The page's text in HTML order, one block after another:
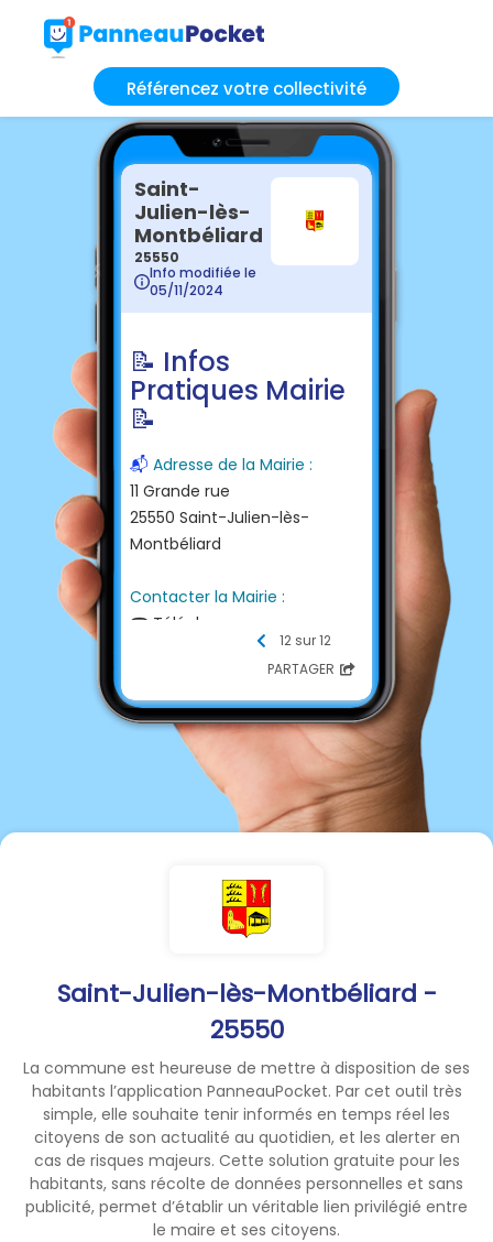
Référencez votre collectivité
Saint-Julien-lès-Montbéliard -
25550
La commune est heureuse de mettre à disposition de ses
habitants l’application PanneauPocket. Par cet outil très
simple, elle souhaite tenir informés en temps réel les
citoyens de son actualité au quotidien, et les alerter en
cas de risques majeurs. Cette solution gratuite pour les
habitants, sans récolte de données personnelles et sans
publicité, permet d’établir un véritable lien privilégié entre
le maire et ses citoyens.
Saint-
Julien-lès-
Montbéliard
25550
Info modifiée le
05/11/2024
📝 Infos
Pratiques Mairie
📝
📬 Adresse de la Mairie :
11 Grande rue
25550 Saint-Julien-lès-
Montbéliard
Contacter la Mairie :
☎ Téléphone
📩 E-mail
secretariat-mairie@saint-
julien-les-montbeliard.fr
💻 Site internet
http://www.saint-julien-les-
Ouverture secrétariat :
Mardi de 14h00 à 18h00
12 sur 12
PARTAGER